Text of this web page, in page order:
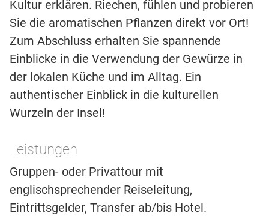
Kultur erklären. Riechen, fühlen und probieren
Sie die aromatischen Pflanzen direkt vor Ort!
Zum Abschluss erhalten Sie spannende
Einblicke in die Verwendung der Gewürze in
der lokalen Küche und im Alltag. Ein
authentischer Einblick in die kulturellen
Wurzeln der Insel!
Leistungen
Gruppen- oder Privattour mit
englischsprechender Reiseleitung,
Eintrittsgelder, Transfer ab/bis Hotel.